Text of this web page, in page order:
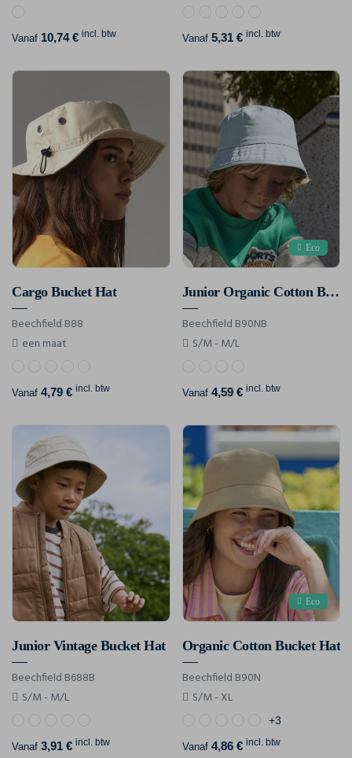
Vanaf 10,74 € incl. btw Vanaf 5,31 € incl. btw
Cargo Bucket Hat
Beechfield B88
een maat
Vanaf 4,79 € incl. btw
Eco
Junior Organic Cotton Bucket Hat
Beechfield B90NB
S/M - M/L
Vanaf 4,59 € incl. btw
Junior Vintage Bucket Hat
Beechfield B688B
S/M - M/L
Vanaf 3,91 € incl. btw
Eco
Organic Cotton Bucket Hat
Beechfield B90N
S/M - XL
+3
Vanaf 4,86 € incl. btw